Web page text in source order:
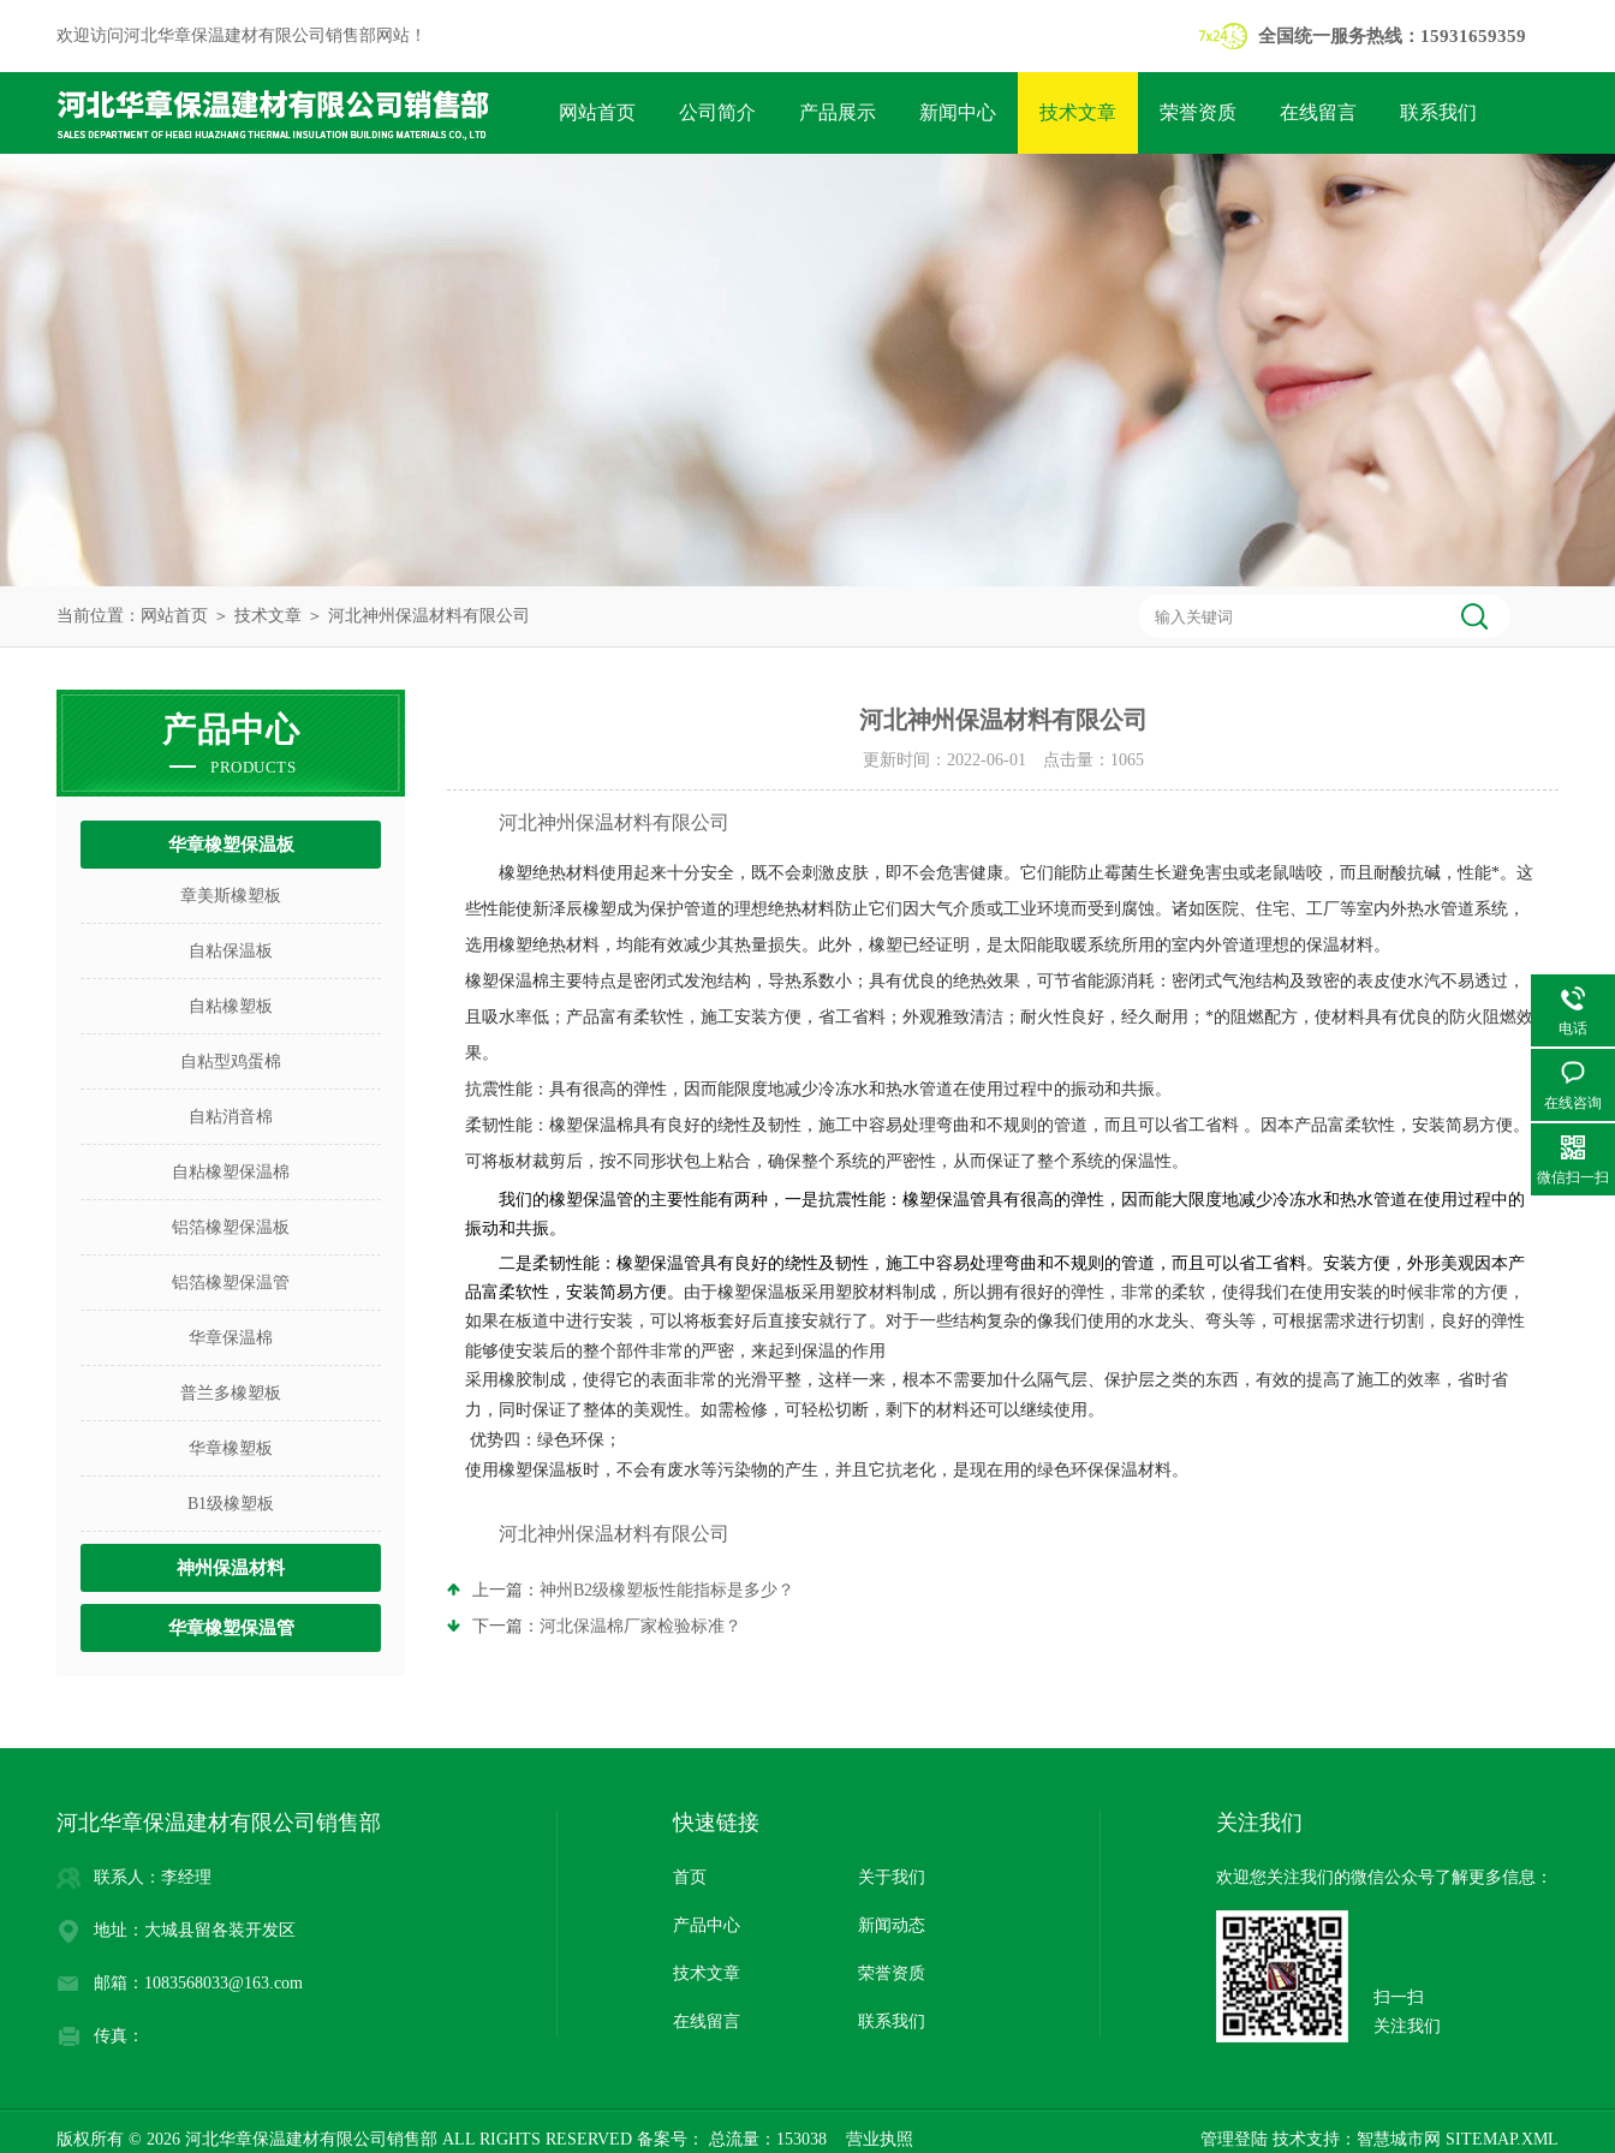
欢迎访问河北华章保温建材有限公司销售部网站！ 全国统一服务热线：15931659359
网站首页 公司简介 产品展示 新闻中心 技术文章 荣誉资质 在线留言 联系我们
当前位置： 网站首页 ＞ 技术文章 ＞ 河北神州保温材料有限公司
产品中心
PRODUCTS
华章橡塑保温板
章美斯橡塑板
自粘保温板
自粘橡塑板
自粘型鸡蛋棉
自粘消音棉
自粘橡塑保温棉
铝箔橡塑保温板
铝箔橡塑保温管
华章保温棉
普兰多橡塑板
华章橡塑板
B1级橡塑板
神州保温材料
华章橡塑保温管
河北神州保温材料有限公司
更新时间：2022-06-01 点击量： 1065
河北神州保温材料有限公司
橡塑绝热材料使用起来十分安全，既不会刺激皮肤，即不会危害健康。它们能防止霉菌生长避免害虫或老鼠啮咬，而且耐酸抗碱，性能*。这
些性能使新泽辰橡塑成为保护管道的理想绝热材料防止它们因大气介质或工业环境而受到腐蚀。诸如医院、住宅、工厂等室内外热水管道系统，
选用橡塑绝热材料，均能有效减少其热量损失。此外，橡塑已经证明，是太阳能取暖系统所用的室内外管道理想的保温材料。
橡塑保温棉主要特点是密闭式发泡结构，导热系数小；具有优良的绝热效果，可节省能源消耗：密闭式气泡结构及致密的表皮使水汽不易透过，
且吸水率低；产品富有柔软性，施工安装方便，省工省料；外观雅致清洁；耐火性良好，经久耐用；*的阻燃配方，使材料具有优良的防火阻燃效
果。
抗震性能：具有很高的弹性，因而能限度地减少冷冻水和热水管道在使用过程中的振动和共振。
柔韧性能：橡塑保温棉具有良好的绕性及韧性，施工中容易处理弯曲和不规则的管道，而且可以省工省料 。因本产品富柔软性，安装简易方便。
可将板材裁剪后，按不同形状包上粘合，确保整个系统的严密性，从而保证了整个系统的保温性。
我们的橡塑保温管的主要性能有两种，一是抗震性能：橡塑保温管具有很高的弹性，因而能大限度地减少冷冻水和热水管道在使用过程中的
振动和共振。
二是柔韧性能：橡塑保温管具有良好的绕性及韧性，施工中容易处理弯曲和不规则的管道，而且可以省工省料。安装方便，外形美观因本产
品富柔软性，安装简易方便。 由于橡塑保温板采用塑胶材料制成，所以拥有很好的弹性，非常的柔软，使得我们在使用安装的时候非常的方便，
如果在板道中进行安装，可以将板套好后直接安就行了。对于一些结构复杂的像我们使用的水龙头、弯头等，可根据需求进行切割，良好的弹性
能够使安装后的整个部件非常的严密，来起到保温的作用
采用橡胶制成，使得它的表面非常的光滑平整，这样一来，根本不需要加什么隔气层、保护层之类的东西，有效的提高了施工的效率，省时省
力，同时保证了整体的美观性。如需检修，可轻松切断，剩下的材料还可以继续使用。
优势四：绿色环保；
使用橡塑保温板时，不会有废水等污染物的产生，并且它抗老化，是现在用的绿色环保保温材料。
河北神州保温材料有限公司
上一篇： 神州B2级橡塑板性能指标是多少？
下一篇： 河北保温棉厂家检验标准？
河北华章保温建材有限公司销售部
联系人：李经理
地址：大城县留各装开发区
邮箱：1083568033@163.com
传真：
快速链接
首页 关于我们
产品中心 新闻动态
技术文章 荣誉资质
在线留言 联系我们
关注我们
欢迎您关注我们的微信公众号了解更多信息：
扫一扫
关注我们
版权所有 © 2026 河北华章保温建材有限公司销售部 ALL RIGHTS RESERVED 备案号： 总流量：153038 营业执照 管理登陆 技术支持： 智慧城市网 SITEMAP.XML
电话
在线咨询
微信扫一扫